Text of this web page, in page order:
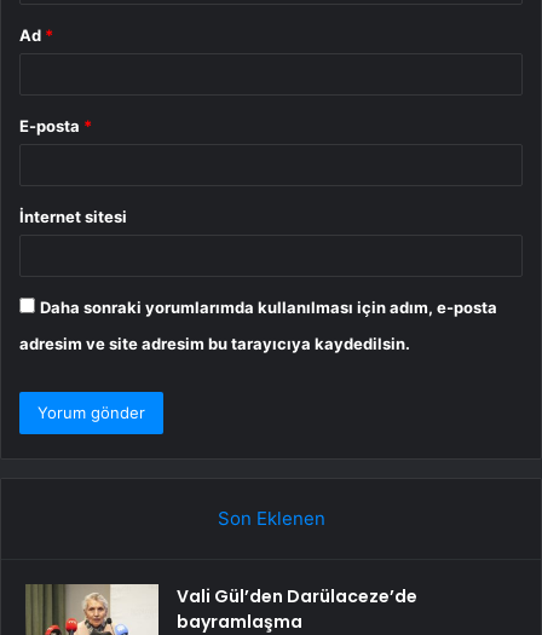
Ad *
E-posta *
İnternet sitesi
Daha sonraki yorumlarımda kullanılması için adım, e-posta
adresim ve site adresim bu tarayıcıya kaydedilsin.
Son Eklenen
Vali Gül’den Darülaceze’de
bayramlaşma